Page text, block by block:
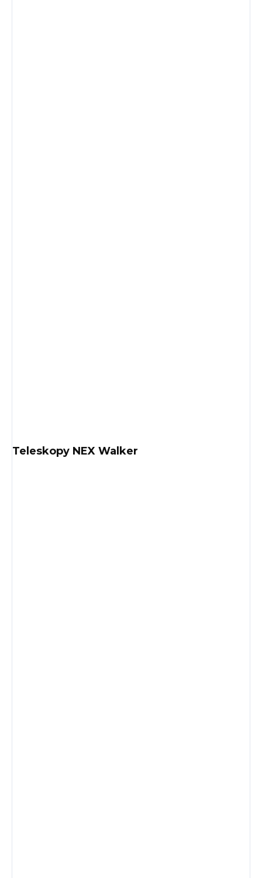
Teleskopy NEX Walker